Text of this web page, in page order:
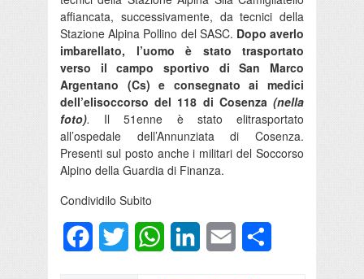
affiancata, successivamente, da tecnici della
Stazione Alpina Pollino del SASC. Dopo averlo
imbarellato, l’uomo è stato trasportato
verso il campo sportivo di San Marco
Argentano (Cs) e consegnato ai medici
dell’elisoccorso del 118 di Cosenza (nella
foto). Il 51enne è stato elitrasportato
all’ospedale dell’Annunziata di Cosenza.
Presenti sul posto anche i militari del Soccorso
Alpino della Guardia di Finanza.
Condividilo Subito
FacebookTwitter WhatsAppLinkedInEmail